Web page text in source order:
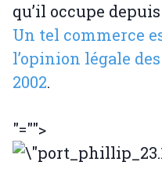
qu’il occupe depuis
Un tel commerce
l’opinion légale
2002.
"="">